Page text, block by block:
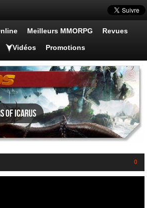
Meilleurs MMORPG Revues
Vidéos Promotions
of Icarus
0